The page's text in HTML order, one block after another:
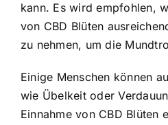
kann. Es wird empfohlen,
von CBD Blüten
zu nehmen, um die
Einige Menschen können
wie Übelkeit oder
Einnahme von CBD Blüten